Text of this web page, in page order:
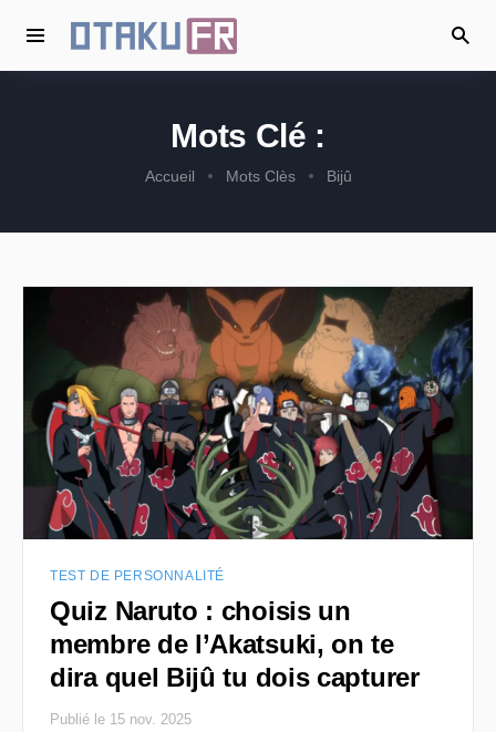
Mots Clé :
Accueil Mots Clès Bijû
TEST DE PERSONNALITÉ
Quiz Naruto : choisis un
membre de l’Akatsuki, on te
dira quel Bijû tu dois capturer
Publié le 15 nov. 2025